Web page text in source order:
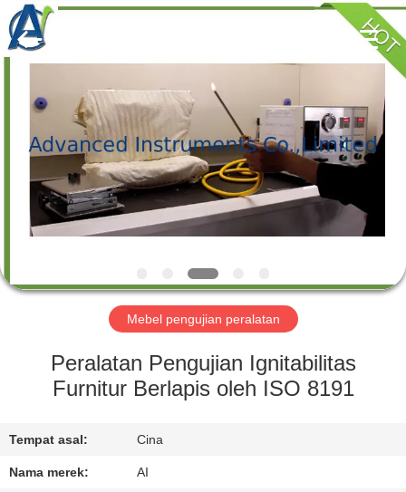
RUMAH
PRODUK
TENTANG
KAMI
TUR
KONTROL
HUBUNGI
Advanced
Instruments
Co.,Limited.
All
Rights
Reserved.
Mebel pengujian peralatan
Peralatan Pengujian Ignitabilitas
Furnitur Berlapis oleh ISO 8191
Tempat asal: Cina
Nama merek: AI